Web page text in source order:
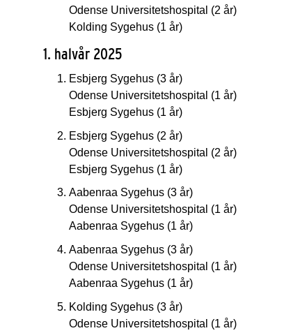
Odense Universitetshospital (2 år)
Kolding Sygehus (1 år)
1. halvår 2025
Esbjerg Sygehus (3 år)
Odense Universitetshospital (1 år)
Esbjerg Sygehus (1 år)
Esbjerg Sygehus (2 år)
Odense Universitetshospital (2 år)
Esbjerg Sygehus (1 år)
Aabenraa Sygehus (3 år)
Odense Universitetshospital (1 år)
Aabenraa Sygehus (1 år)
Aabenraa Sygehus (3 år)
Odense Universitetshospital (1 år)
Aabenraa Sygehus (1 år)
Kolding Sygehus (3 år)
Odense Universitetshospital (1 år)